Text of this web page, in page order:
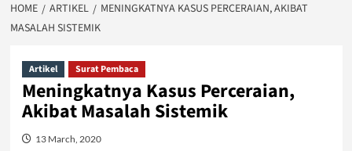
HOME ARTIKEL
MENINGKATNYA KASUS PERCERAIAN, AKIBAT
MASALAH SISTEMIK
Artikel Surat Pembaca
Meningkatnya Kasus Perceraian,
Akibat Masalah Sistemik
13 March, 2020